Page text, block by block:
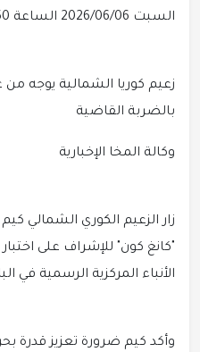
السبت 2026/06/06 الساعة 09:50 م | وكالة المخا الإخبارية
زعيم كوريا الشمالية يوجه من
بالضربة القاضية
وكالة المخا الإخبارية
زار الزعيم الكوري الشمالي
"كانغ كون" للإشراف على
الأنباء المركزية الرسمية في
وأكد كيم ضرورة تعزيز قدرة